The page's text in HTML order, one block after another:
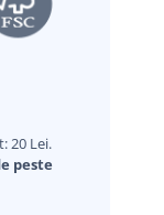
20 Lei.
peste